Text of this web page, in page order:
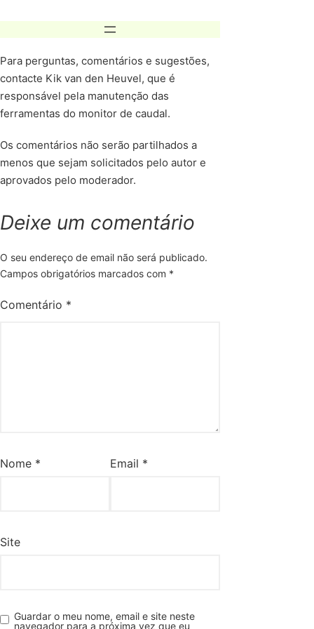
to
Para perguntas, comentários e sugestões,
contacte Kik van den Heuvel, que é
responsável pela manutenção das
ferramentas do monitor de caudal.
Os comentários não serão partilhados a
menos que sejam solicitados pelo autor e
aprovados pelo moderador.
Deixe um comentário
O seu endereço de email não será publicado.
Campos obrigatórios marcados com *
Comentário *
Nome * Email *
Site
Guardar o meu nome, email e site neste
navegador para a próxima vez que eu